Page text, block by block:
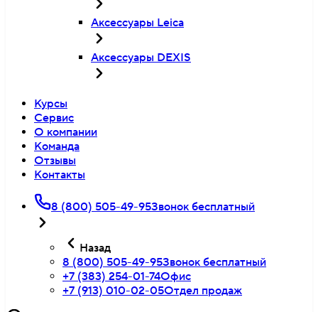
Аксессуары Leica
Аксессуары DEXIS
Курсы
Сервис
О компании
Команда
Отзывы
Контакты
8 (800) 505-49-95Звонок бесплатный
Назад
8 (800) 505-49-95Звонок бесплатный
+7 (383) 254-01-74Офис
+7 (913) 010-02-05Отдел продаж